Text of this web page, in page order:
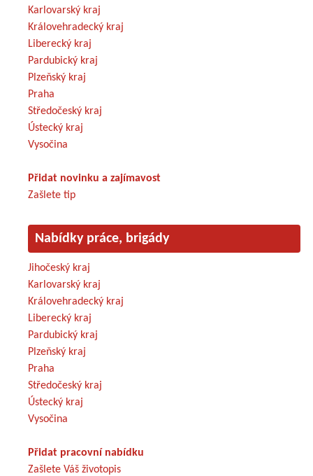
Karlovarský kraj
Královehradecký kraj
Liberecký kraj
Pardubický kraj
Plzeňský kraj
Praha
Středočeský kraj
Ústecký kraj
Vysočina
Přidat novinku a zajímavost
Zašlete tip
Nabídky práce, brigády
Jihočeský kraj
Karlovarský kraj
Královehradecký kraj
Liberecký kraj
Pardubický kraj
Plzeňský kraj
Praha
Středočeský kraj
Ústecký kraj
Vysočina
Přidat pracovní nabídku
Zašlete Váš životopis